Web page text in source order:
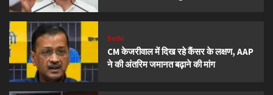
Delhi
CM केजरीवाल में दिख रहे कैंसर के लक्षण, AAP
ने की अंतरिम जमानत बढ़ाने की मांग